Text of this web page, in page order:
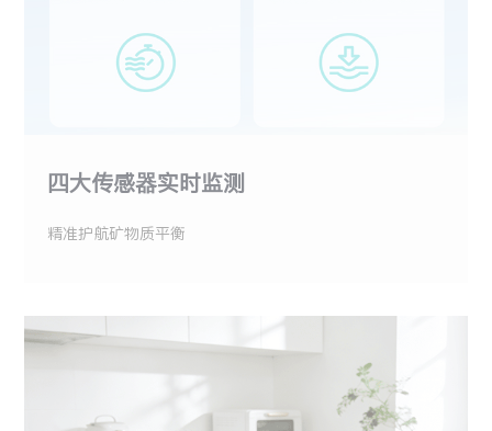
四大传感器实时监测
精准护航矿物质平衡